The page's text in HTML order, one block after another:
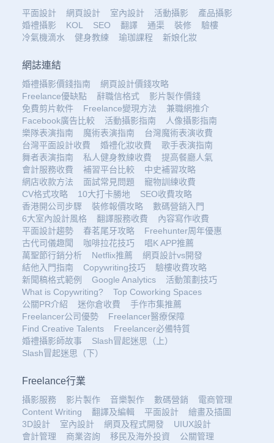
平面設計 網頁設計 室內設計 活動攝影
產品攝影
婚禮攝影
KOL SEO 翻譯 通渠 裝修
驗樓
冷氣機滴水
健身教練 瑜珈課程 新娘化妝
網誌連結
婚禮攝影價錢指南
網頁設計價錢攻略
Freelance優缺點
辭職信格式
影片製作價錢
免費剪片軟件
Freelance變現方法
兼職網推介
Facebook廣告比較
活動攝影指南
人像攝影指南
樂隊表演指南
魔術表演指南
台灣魔術表演收費
台灣平面設計收費
婚禮化妝收費
歌手表演指南
舞者表演指南
私人健身教練收費
提高餐廳人氣
會計服務收費
補習平台比較
中史補習攻略
網店收款方法
面試常見問題
寵物訓練收費
CV格式攻略
10大打卡勝地
SEO收費攻略
香港開公司步驟
裝修報價攻略
數碼營銷入門
6大室內設計風格
翻譯服務收費
內容寫作收費
平面設計趨勢
春茗尾牙攻略
Freehunter周年優惠
古代司儀趣聞
咖啡拉花技巧
唱K APP推薦
萬聖節行銷分析
Netflix推薦
網頁設計vs開發
結他入門指南
Copywriting技巧
驗樓收費攻略
新聞稿格式範例
Google Analytics
活動策劃技巧
What is Copywriting?
Top Coworking Spaces
公關PR介紹
迷你倉收費
手作市集推薦
Freelancer公司優勢
Freelancer醫療保障
Find Creative Talents
Freelancer必備特質
婚禮攝影師故事
Slash冒起迷思（上）
Slash冒起迷思（下）
Freelance行業
攝影服務 影片製作 音樂製作 數碼營銷
電商管理
Content Writing
翻譯及編輯 平面設計
繪畫及插圖
3D設計
室內設計 網頁及程式開發
UIUX設計
會計管理
商業咨詢 移民及海外投資 公關管理